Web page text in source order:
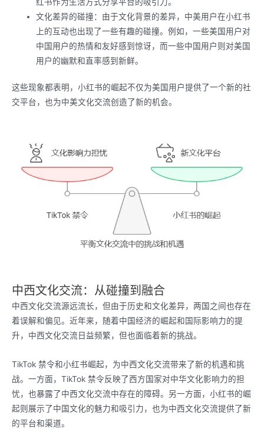
文化差异的碰撞：由于文化背景的差异，中美用户在小红书
上的互动也出现了一些有趣的碰撞。例如，一些美国用户对
中国用户的热情和友好感到惊讶，而一些中国用户则对美国
用户的幽默和直率感到新鲜。
这些现象都表明，小红书的崛起不仅为美国用户提供了一个新的社
交平台，也为中美文化交流创造了新的机会。
中西文化交流：从碰撞到融合
中西文化交流源远流长，但由于历史和文化差异，两国之间也存在
着误解和偏见。近年来，随着中国经济的崛起和国际影响力的提
升，中西文化交流日益频繁，但也面临着新的挑战。
TikTok 禁令和小红书崛起，为中西文化交流带来了新的机遇和挑
战。一方面，TikTok 禁令反映了西方国家对中华文化影响力的担
忧，也暴露了中西文化交流中存在的障碍。另一方面，小红书的崛
起则展示了中国文化的魅力和吸引力，也为中西文化交流提供了新
的平台和渠道。